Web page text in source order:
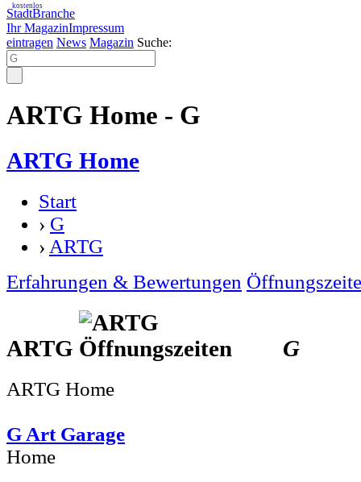
StadtBranche
Ihr MagazinImpressum
kostenlos
eintragen News Magazin Suche:
ARTG Home - G
ARTG Home
Start
› G
› ARTG
Erfahrungen & Bewertungen
ARTG G
ARTG Home
G Art Garage
Home